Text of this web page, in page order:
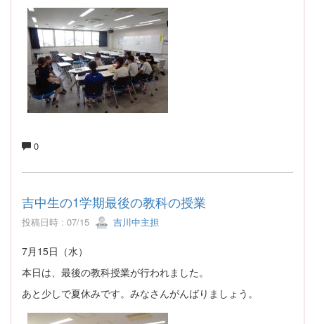
0
吉中生の1学期最後の教科の授業
投稿日時 : 07/15 吉川中主担
7月15日（水）
本日は、最後の教科授業が行われました。
あと少しで夏休みです。みなさんがんばりましょう。